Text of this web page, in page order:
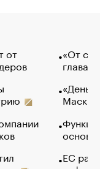
от
«От
глава
Маск в
основ
ЕС